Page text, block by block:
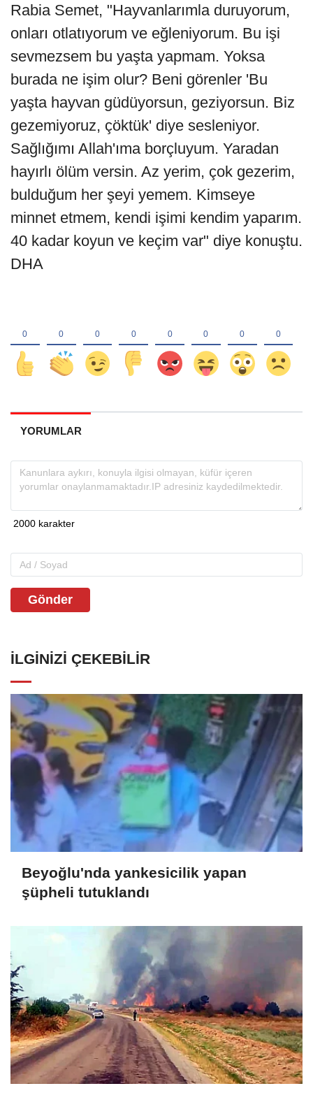
Rabia Semet, "Hayvanlarımla duruyorum,
onları otlatıyorum ve eğleniyorum. Bu işi
sevmezsem bu yaşta yapmam. Yoksa
burada ne işim olur? Beni görenler 'Bu
yaşta hayvan güdüyorsun, geziyorsun. Biz
gezemiyoruz, çöktük' diye sesleniyor.
Sağlığımı Allah'ıma borçluyum. Yaradan
hayırlı ölüm versin. Az yerim, çok gezerim,
bulduğum her şeyi yemem. Kimseye
minnet etmem, kendi işimi kendim yaparım.
40 kadar koyun ve keçim var" diye konuştu.
DHA
YORUMLAR
Gönder
İLGINIZI ÇEKEBILIR
Beyoğlu'nda yankesicilik yapan
şüpheli tutuklandı